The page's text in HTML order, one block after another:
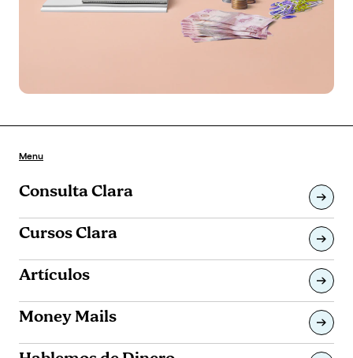
Menu
Consulta Clara
Cursos Clara
Artículos
Money Mails